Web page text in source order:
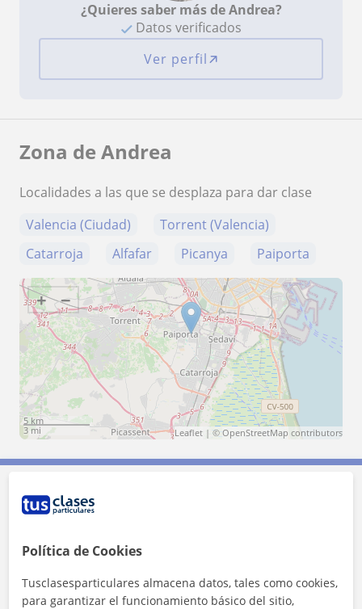
¿Quieres saber más de Andrea?
Datos verificados
Ver perfil
Zona de Andrea
Localidades a las que se desplaza para dar clase
Valencia (Ciudad)
Torrent (Valencia)
Catarroja
Alfafar Picanya Paiporta
+ −
5 km
3 mi
Leaflet | © OpenStreetMap contributors
Contacta con Andrea
Tarifa
1ª clase gratis
Política de Cookies
Tusclasesparticulares almacena datos, tales como cookies,
para garantizar el funcionamiento básico del sitio,